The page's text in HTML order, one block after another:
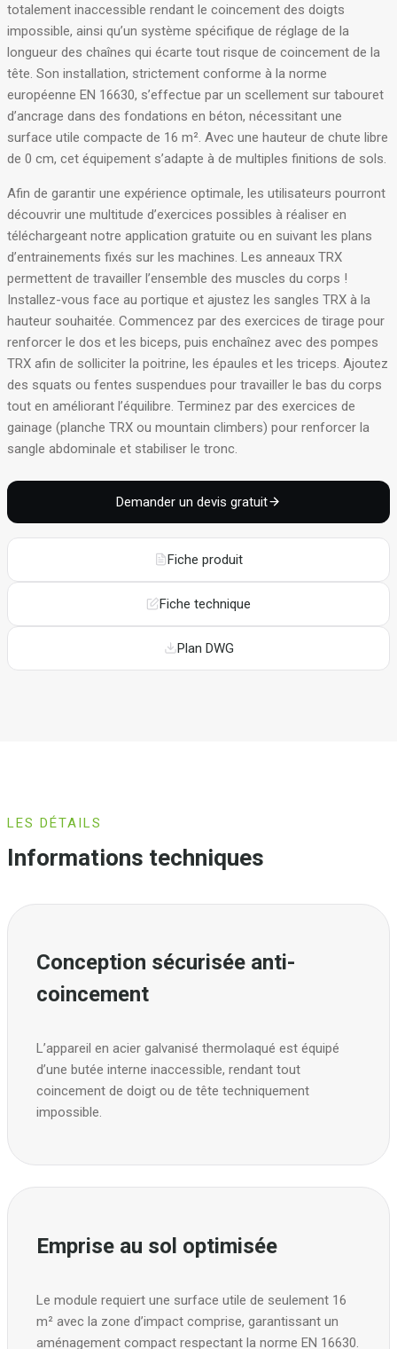
totalement inaccessible rendant le coincement des doigts
impossible, ainsi qu’un système spécifique de réglage de la
longueur des chaînes qui écarte tout risque de coincement de la
tête . Son installation, strictement conforme à la norme
européenne EN 16630, s’effectue par un scellement sur tabouret
d’ancrage dans des fondations en béton, nécessitant une
surface utile compacte de 16 m² . Avec une hauteur de chute libre
de 0 cm, cet équipement s’adapte à de multiples finitions de sols
Afin de garantir une expérience optimale, les utilisateurs pourront
découvrir une multitude d’exercices possibles à réaliser en
téléchargeant notre application gratuite ou en suivant les plans
d’entrainements fixés sur les machines . Les anneaux TRX
permettent de travailler l’ensemble des muscles du corps !
Installez-vous face au portique et ajustez les sangles TRX à la
hauteur souhaitée. Commencez par des exercices de tirage pour
renforcer le dos et les biceps, puis enchaînez avec des pompes
TRX afin de solliciter la poitrine, les épaules et les triceps. Ajoutez
des squats ou fentes suspendues pour travailler le bas du corps
tout en améliorant l’équilibre. Terminez par des exercices de
gainage (planche TRX ou mountain climbers) pour renforcer la
sangle abdominale et stabiliser le tronc.
Demander un devis gratuit
Fiche produit
Fiche technique
Plan DWG
LES DÉTAILS
Informations techniques
Conception sécurisée anti-
coincement
L’appareil en acier galvanisé thermolaqué est équipé
d’une butée interne inaccessible, rendant tout
coincement de doigt ou de tête techniquement
impossible.
Emprise au sol optimisée
Le module requiert une surface utile de seulement 16
m² avec la zone d’impact comprise, garantissant un
aménagement compact respectant la norme EN 16630.